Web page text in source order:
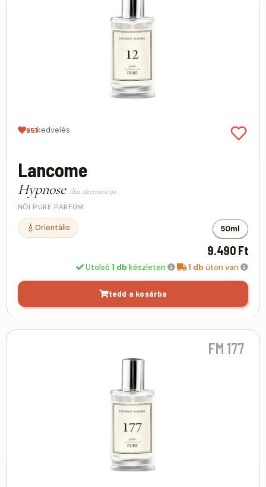
951kedvelés
Lancome
Hypnose illat alternatívája
NŐI PURE PARFÜM
Orientális 50ml
9.490 Ft
Utolsó1 db készleten 1 db úton van
tedd a kosárba
FM 177